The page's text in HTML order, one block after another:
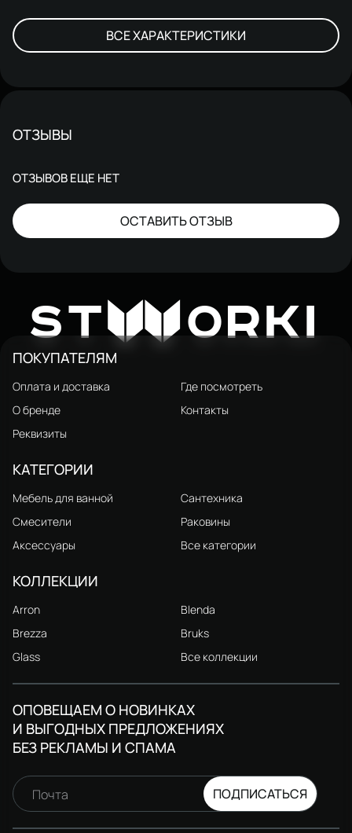
ВСЕ ХАРАКТЕРИСТИКИ
ОТЗЫВЫ
ОТЗЫВОВ ЕЩЕ НЕТ
ОСТАВИТЬ ОТЗЫВ
STW ORKI
ПОКУПАТЕЛЯМ
Оплата и доставка
Где посмотреть
О бренде
Контакты
Реквизиты
КАТЕГОРИИ
Мебель для ванной
Сантехника
Смесители
Раковины
Аксессуары
Все категории
КОЛЛЕКЦИИ
Arron
Blenda
Brezza
Bruks
Glass
Все коллекции
ОПОВЕЩАЕМ О НОВИНКАХ
И ВЫГОДНЫХ ПРЕДЛОЖЕНИЯХ
БЕЗ РЕКЛАМЫ И СПАМА
Почта ПОДПИСАТЬСЯ